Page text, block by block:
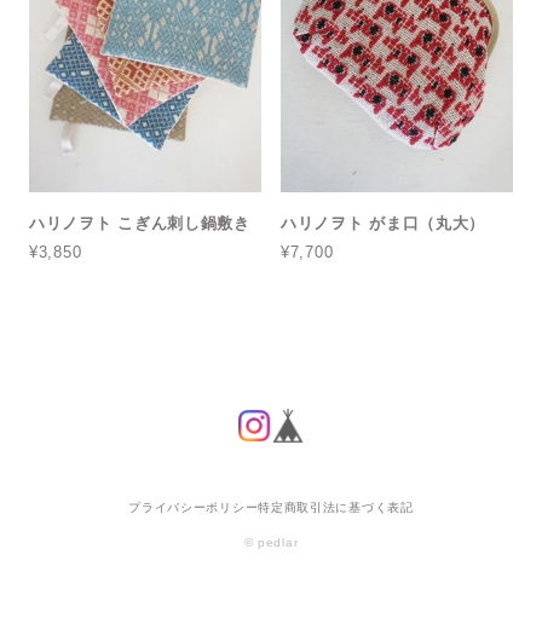
ハリノヲト こぎん刺し鍋敷き
¥3,850
ハリノヲト がま口（丸大）
¥7,700
プライバシーポリシー特定商取引法に基づく表記
© pedlar